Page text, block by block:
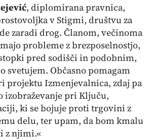
, diplomirana pravnica,
v Stigmi, društvu za
zaradi drog. Članom, večinoma
probleme z brezposelnostjo,
pred sodišči in podobnim,
svetujem. Občasno pomagam
projektu Izmenjevalnica, zdaj pa
izobraževanje pri Ključu,
ki se bojuje proti trgovini z
delu, ter upam, da bom kmalu
z njimi.«